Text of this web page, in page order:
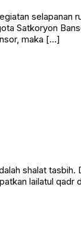
Satkoryon
maka […]
shalat
lailatul